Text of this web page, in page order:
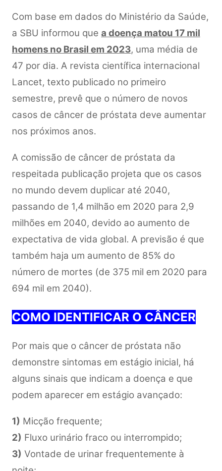
Com base em dados do Ministério da Saúde,
a SBU informou que a doença matou 17 mil
homens no Brasil em 2023, uma média de
47 por dia. A revista científica internacional
Lancet, texto publicado no primeiro
semestre, prevê que o número de novos
casos de câncer de próstata deve aumentar
nos próximos anos.
A comissão de câncer de próstata da
respeitada publicação projeta que os casos
no mundo devem duplicar até 2040,
passando de 1,4 milhão em 2020 para 2,9
milhões em 2040, devido ao aumento de
expectativa de vida global. A previsão é que
também haja um aumento de 85% do
número de mortes (de 375 mil em 2020 para
694 mil em 2040).
COMO IDENTIFICAR O CÂNCER
Por mais que o câncer de próstata não
demonstre sintomas em estágio inicial, há
alguns sinais que indicam a doença e que
podem aparecer em estágio avançado:
1) Micção frequente;
2) Fluxo urinário fraco ou interrompido;
3) Vontade de urinar frequentemente à